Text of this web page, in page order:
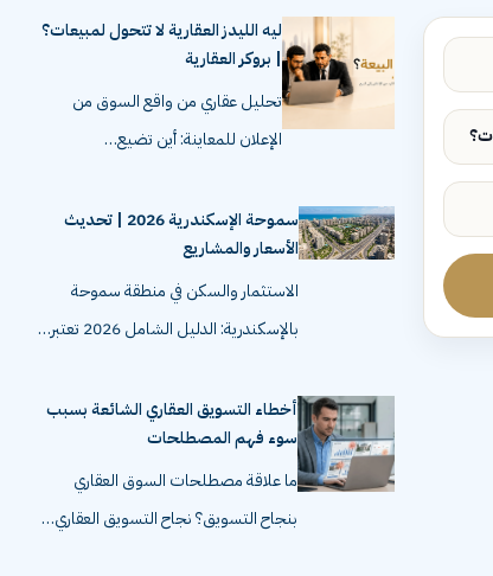
ليه الليدز العقارية لا تتحول لمبيعات؟
| بروكر العقارية
تحليل عقاري من واقع السوق من
الإعلان للمعاينة: أين تضيع…
سموحة الإسكندرية 2026 | تحديث
الأسعار والمشاريع
الاستثمار والسكن في منطقة سموحة
بالإسكندرية: الدليل الشامل 2026 تعتبر…
أخطاء التسويق العقاري الشائعة بسبب
سوء فهم المصطلحات
ما علاقة مصطلحات السوق العقاري
بنجاح التسويق؟ نجاح التسويق العقاري…